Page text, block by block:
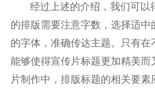
经过上述的介绍，我们可以
的排版需要注意字数，选择适
的字体，准确传达主题。只有
能够使得宣传片标题更加精美而
片制作中，排版标题的相关要